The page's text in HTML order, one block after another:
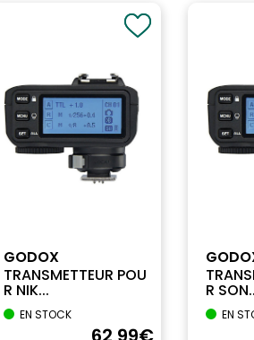
GODOX
TRANSMETTEUR POU
R NIK...
EN STOCK
R
EN